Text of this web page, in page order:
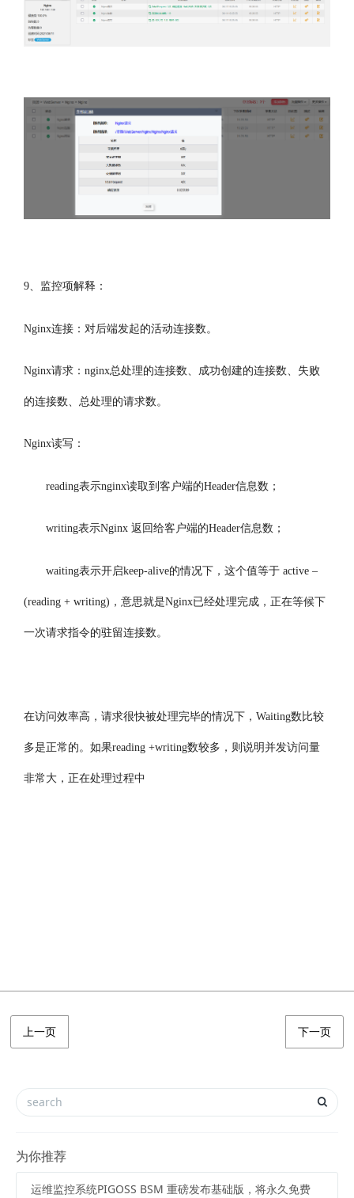
9、监控项解释：
Nginx连接：对后端发起的活动连接数。
Nginx请求：nginx总处理的连接数、成功创建的连接数、失败
的连接数、总处理的请求数。
Nginx读写：
reading表示nginx读取到客户端的Header信息数；
writing表示Nginx 返回给客户端的Header信息数；
waiting表示开启keep-alive的情况下，这个值等于 active –
(reading + writing)，意思就是Nginx已经处理完成，正在等候下
一次请求指令的驻留连接数。
在访问效率高，请求很快被处理完毕的情况下，Waiting数比较
多是正常的。如果reading +writing数较多，则说明并发访问量
非常大，正在处理过程中
上一页 下一页
为你推荐
运维监控系统PIGOSS BSM 重磅发布基础版，将永久免费